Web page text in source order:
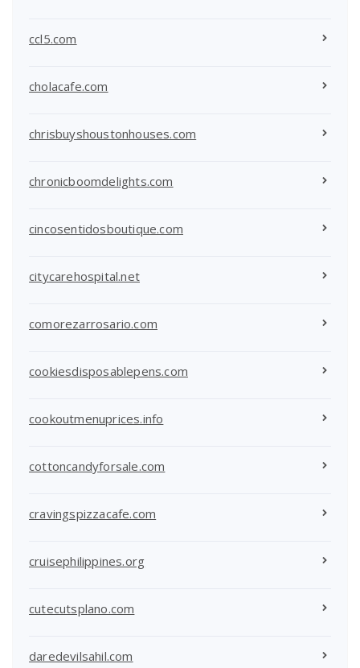
ccl5.com
cholacafe.com
chrisbuyshoustonhouses.com
chronicboomdelights.com
cincosentidosboutique.com
citycarehospital.net
comorezarrosario.com
cookiesdisposablepens.com
cookoutmenuprices.info
cottoncandyforsale.com
cravingspizzacafe.com
cruisephilippines.org
cutecutsplano.com
daredevilsahil.com